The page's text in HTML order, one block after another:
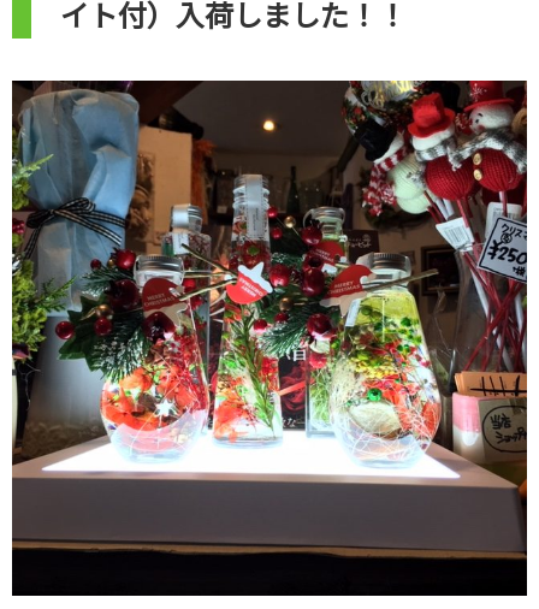
イト付）入荷しました！！